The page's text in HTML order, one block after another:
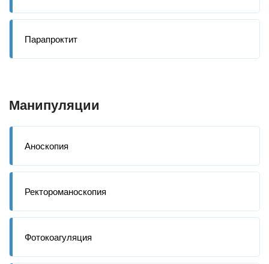
Парапроктит
Манипуляции
Аноскопия
Ректороманоскопия
Фотокоагуляция